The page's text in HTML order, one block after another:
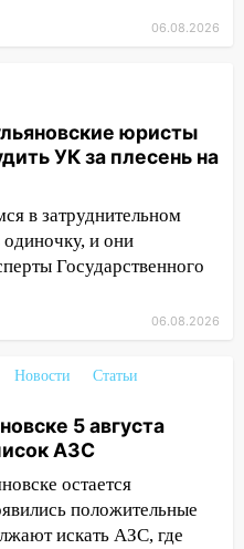
репутацию
обращении с
в
с чужими
накопил
Ульяновской
до 1 июля
и обращение
3, Евро 4
06.08.2026
юристы
УК за плесень на
в затруднительном
и они
Государственного
06.08.2026
Новости
Статьи
5 августа
АЗС
остается
положительные
искать АЗС, где